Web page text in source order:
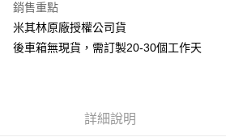
每筆NT$200
銷售重點
米其林原廠授權公司貨
後車箱無現貨，需訂製20-30個工作天
詳細說明